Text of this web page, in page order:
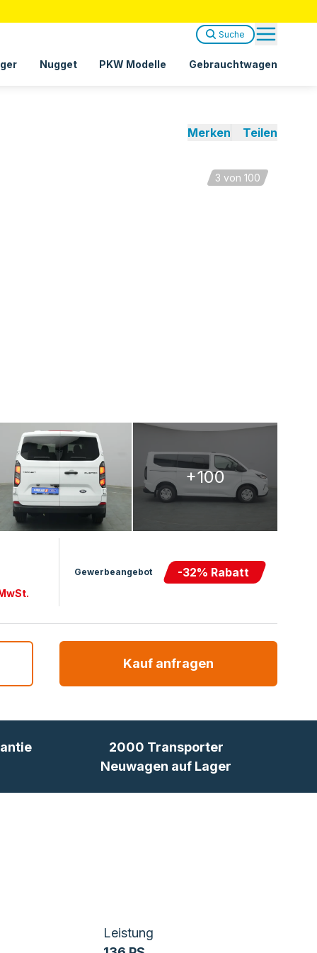
Nugget PKW Modelle Gebrauchtwagen
Suche
Merken Teilen
3 von 100
+100
Gewerbeangebot -32% Rabatt
Kauf anfragen
2000 Transporter
Neuwagen auf Lager
Leistung